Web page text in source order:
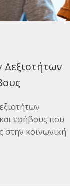
Δεξιοτήτων
εφήβους που
στην κοινωνική